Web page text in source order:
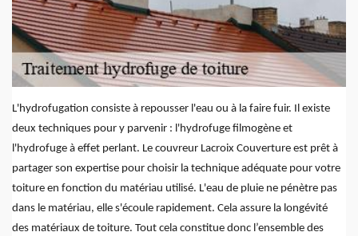
L'hydrofugation consiste à repousser l'eau ou à la faire fuir. Il existe
deux techniques pour y parvenir : l'hydrofuge filmogène et
l'hydrofuge à effet perlant. Le couvreur Lacroix Couverture est prêt à
partager son expertise pour choisir la technique adéquate pour votre
toiture en fonction du matériau utilisé. L'eau de pluie ne pénètre pas
dans le matériau, elle s'écoule rapidement. Cela assure la longévité
des matériaux de toiture. Tout cela constitue donc l’ensemble des